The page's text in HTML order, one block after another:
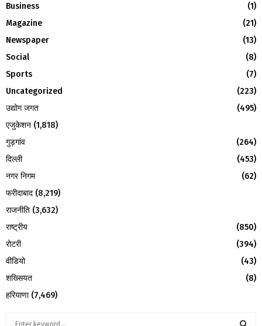
o
r
:
R
Business
(1)
Magazine
(21)
Newspaper
(13)
Social
(8)
Sports
(7)
Uncategorized
(223)
उद्योग जगत
(495)
एजुकेशन (1,818)
गुड़गांव
(264)
दिल्ली
(453)
नगर निगम
(62)
फरीदाबाद (8,219)
राजनीति (3,632)
राष्ट्रीय
(850)
रोटरी
(394)
वीडियो
(43)
शख्सियत
(8)
हरियाणा(7,469)